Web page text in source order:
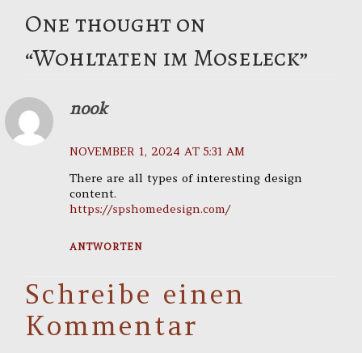
One thought on
“Wohltaten im Moseleck”
nook
NOVEMBER 1, 2024 AT 5:31 AM
There are all types of interesting design
content.
https://spshomedesign.com/
ANTWORTEN
Schreibe einen
Kommentar